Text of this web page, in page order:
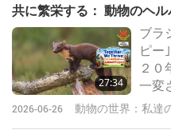
ハロ
とも
しっ
がし
犬の
共に繁栄する： 動物のヘ
27:34
ブラ
ピー
２０
一変
る遊
市民
2026-06-26 動物の世界：私達